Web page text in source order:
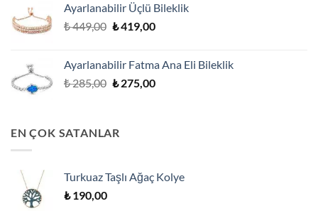
₺ 419,00.
Ayarlanabilir Üçlü Bileklik
₺449,00 Orijinal
₺419,00Şu
₺ 419,00.
Ayarlanabilir Fatma Ana Eli Bileklik
₺285,00 Orijinal
₺275,00Şu
EN ÇOK SATANLAR
Turkuaz Taşlı Ağaç Kolye
₺190,00